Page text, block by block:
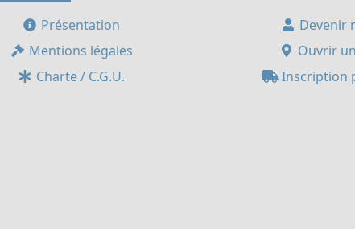
Présentation
Mentions légales
Charte / C.G.U.
Devenir
Ouvrir
Inscription